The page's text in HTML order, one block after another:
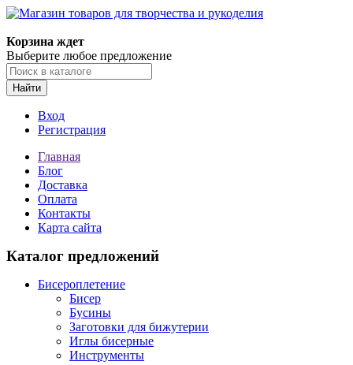
Корзина ждет
Выберите любое предложение
Найти
Вход
Регистрация
Главная
Блог
Доставка
Оплата
Контакты
Карта сайта
Каталог предложений
Бисероплетение
Бисер
Бусины
Заготовки для бижутерии
Иглы бисерные
Инструменты